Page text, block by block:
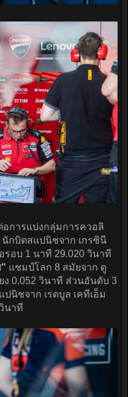
อการแบ่งกลุ่มการควอลิ
นักบิดสแปนิชจาก เกรซินี
รอบ 1 นาที 29.020 วินาที
" แชมป์โลก 8 สมัยจาก ดู
ง 0.052 วินาที ส่วนอันดับ 3
นิชจาก เรดบูล เคทีเอ็ม
นาที